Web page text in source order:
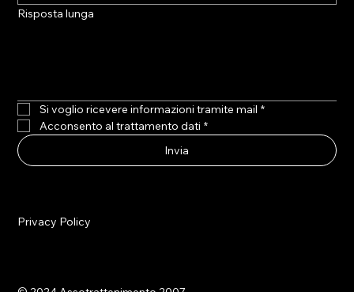
Risposta lunga
Si voglio ricevere informazioni tramite mail *
Acconsento al trattamento dati *
Invia
Privacy Policy